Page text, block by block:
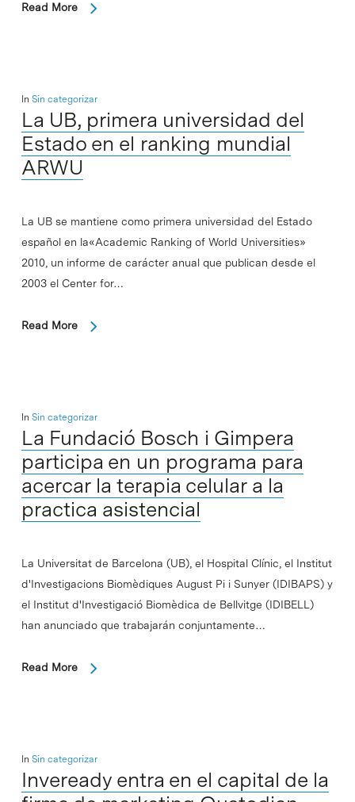
Read More
In Sin categorizar
La UB, primera universidad del
Estado en el ranking mundial
ARWU
La UB se mantiene como primera universidad del Estado
español en la«Academic Ranking of World Universities»
2010, un informe de carácter anual que publican desde el
2003 el Center for…
Read More
In Sin categorizar
La Fundació Bosch i Gimpera
participa en un programa para
acercar la terapia celular a la
practica asistencial
La Universitat de Barcelona (UB), el Hospital Clínic, el Institut
d'Investigacions Biomèdiques August Pi i Sunyer (IDIBAPS) y
el Institut d'Investigació Biomèdica de Bellvitge (IDIBELL)
han anunciado que trabajarán conjuntamente…
Read More
In Sin categorizar
Inveready entra en el capital de la